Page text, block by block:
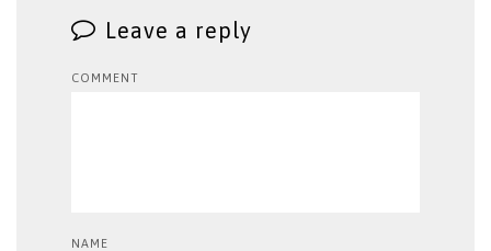
Leave a reply
COMMENT
NAME